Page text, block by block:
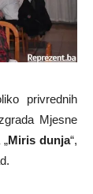
privrednih
Mjesne
Miris dunja“,